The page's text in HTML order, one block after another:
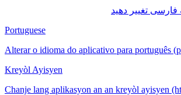
Portuguese
Alterar o idioma do aplicativo para português
Kreyòl Ayisyen
Chanje lang aplikasyon an an kreyòl ayisyen